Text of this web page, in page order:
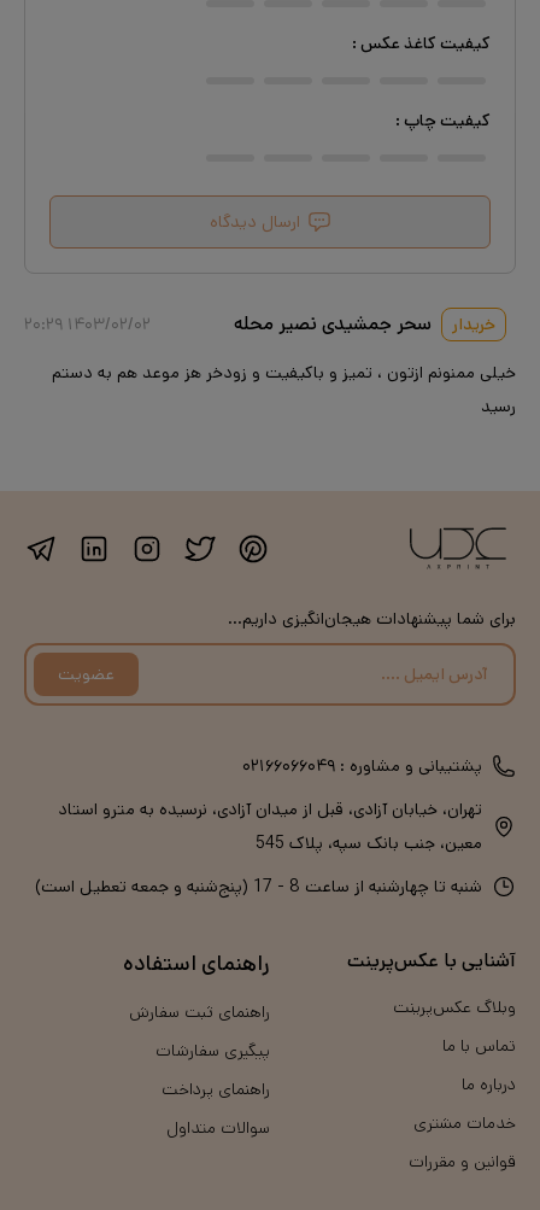
کیفیت کاغذ عکس :
کیفیت چاپ :
ارسال دیدگاه
خریدار سحر جمشیدی نصیر محله
۱۴۰۳/۰۲/۰۲ ۲۰:۲۹
خیلی ممنونم ازتون ، تمیز و باکیفیت و زودخر هز موعد هم به دستم
رسید
برای شما پیشنهادات هیجان‌انگیزی داریم...
عضویت
پشتیبانی و مشاوره : ۰۲۱۶۶۰۶۶۰۴۹
تهران، خیابان آزادی، قبل از میدان آزادی، نرسیده به مترو استاد
معین، جنب بانک سپه، پلاک 545
شنبه تا چهارشنبه از ساعت 8 - 17 (پنج‌شنبه و جمعه تعطیل است)
آشنایی با عکس‌پرینت
وبلاگ عکس‌پرینت
تماس با ما
درباره ما
خدمات مشتری
قوانین و مقررات
راهنمای استفاده
راهنمای ثبت سفارش
پیگیری سفارشات
راهنمای پرداخت
سوالات متداول